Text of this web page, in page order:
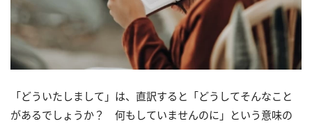
「どういたしまして」は、直訳すると「どうしてそんなこと
があるでしょうか？ 何もしていませんのに」という意味の